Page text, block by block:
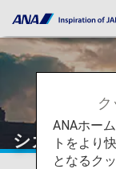
シカゴ
ANAホー
トをより
となるク